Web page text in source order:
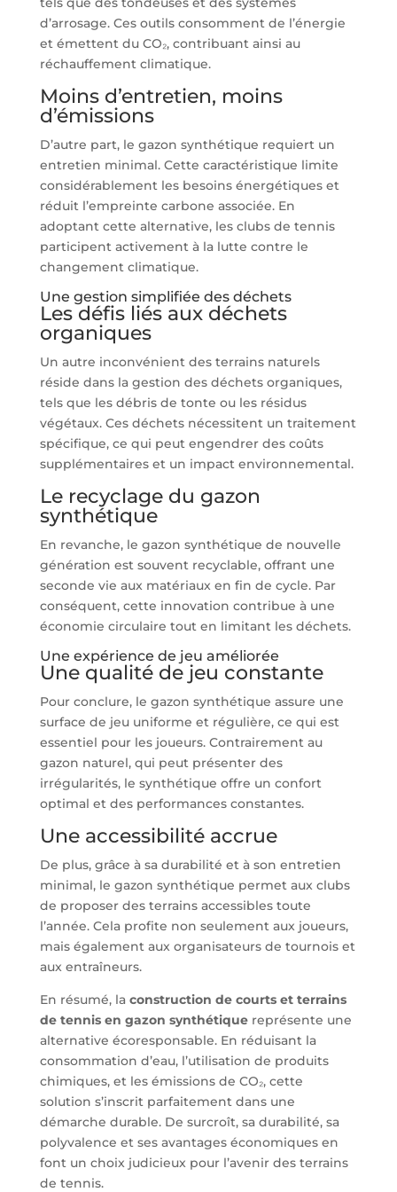
d’arrosage. Ces outils consomment de l’énergie
et émettent du CO₂, contribuant ainsi au
réchauffement climatique.
Moins d’entretien, moins
d’émissions
D’autre part, le gazon synthétique requiert un
entretien minimal. Cette caractéristique limite
considérablement les besoins énergétiques et
réduit l’empreinte carbone associée. En
adoptant cette alternative, les clubs de tennis
participent activement à la lutte contre le
changement climatique.
Une gestion simplifiée des déchets
Les défis liés aux déchets
organiques
Un autre inconvénient des terrains naturels
réside dans la gestion des déchets organiques,
tels que les débris de tonte ou les résidus
végétaux. Ces déchets nécessitent un traitement
spécifique, ce qui peut engendrer des coûts
supplémentaires et un impact environnemental.
Le recyclage du gazon
synthétique
En revanche, le gazon synthétique de nouvelle
génération est souvent recyclable, offrant une
seconde vie aux matériaux en fin de cycle. Par
conséquent, cette innovation contribue à une
économie circulaire tout en limitant les déchets.
Une expérience de jeu améliorée
Une qualité de jeu constante
Pour conclure, le gazon synthétique assure une
surface de jeu uniforme et régulière, ce qui est
essentiel pour les joueurs. Contrairement au
gazon naturel, qui peut présenter des
irrégularités, le synthétique offre un confort
optimal et des performances constantes.
Une accessibilité accrue
De plus, grâce à sa durabilité et à son entretien
minimal, le gazon synthétique permet aux clubs
de proposer des terrains accessibles toute
l’année. Cela profite non seulement aux joueurs,
mais également aux organisateurs de tournois et
aux entraîneurs.
En résumé, la construction de courts et terrains
de tennis en gazon synthétiquereprésente une
alternative écoresponsable. En réduisant la
consommation d’eau, l’utilisation de produits
chimiques, et les émissions de CO₂, cette
solution s’inscrit parfaitement dans une
démarche durable. De surcroît, sa durabilité, sa
polyvalence et ses avantages économiques en
font un choix judicieux pour l’avenir des terrains
de tennis.